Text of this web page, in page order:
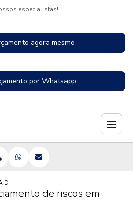
especialistas!
agora mesmo
por Whatsapp
DE GERENCIAMENTO DE RISCOS EM
de riscos em